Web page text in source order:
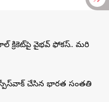
క్రికెట్‌పై వైభవ్ ఫోకస్.. మరి
చేసిన భారత సంతతి